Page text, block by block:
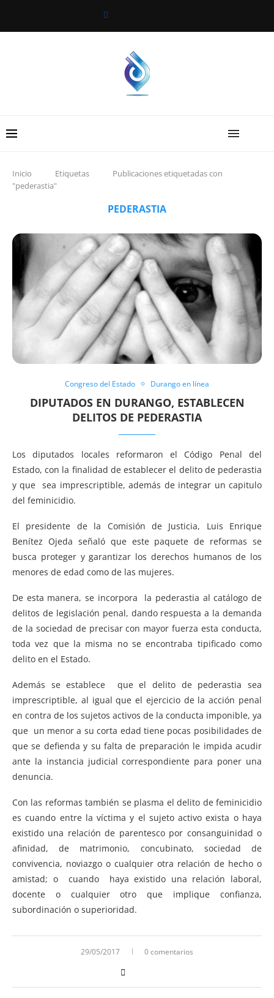
Inicio Etiquetas
Publicaciones etiquetadas con
"pederastia"
PEDERASTIA
Congreso del Estado Durango en línea
DIPUTADOS EN DURANGO, ESTABLECEN
DELITOS DE PEDERASTIA
Los diputados locales reformaron el Código Penal del
Estado, con la finalidad de establecer el delito de pederastia
y que sea imprescriptible, además de integrar un capitulo
del feminicidio.
El presidente de la Comisión de Justicia, Luis Enrique
Benítez Ojeda señaló que este paquete de reformas se
busca proteger y garantizar los derechos humanos de los
menores de edad como de las mujeres.
De esta manera, se incorpora la pederastia al catálogo de
delitos de legislación penal, dando respuesta a la demanda
de la sociedad de precisar con mayor fuerza esta conducta,
toda vez que la misma no se encontraba tipificado como
delito en el Estado.
Además se establece que el delito de pederastia sea
imprescriptible, al igual que el ejercicio de la acción penal
en contra de los sujetos activos de la conducta imponible, ya
que un menor a su corta edad tiene pocas posibilidades de
que se defienda y su falta de preparación le impida acudir
ante la instancia judicial correspondiente para poner una
denuncia.
Con las reformas también se plasma el delito de feminicidio
es cuando entre la víctima y el sujeto activo exista o haya
existido una relación de parentesco por consanguinidad o
afinidad, de matrimonio, concubinato, sociedad de
convivencia, noviazgo o cualquier otra relación de hecho o
amistad; o cuando haya existido una relación laboral,
docente o cualquier otro que implique confianza,
subordinación o superioridad.
29/05/2017 0 comentarios